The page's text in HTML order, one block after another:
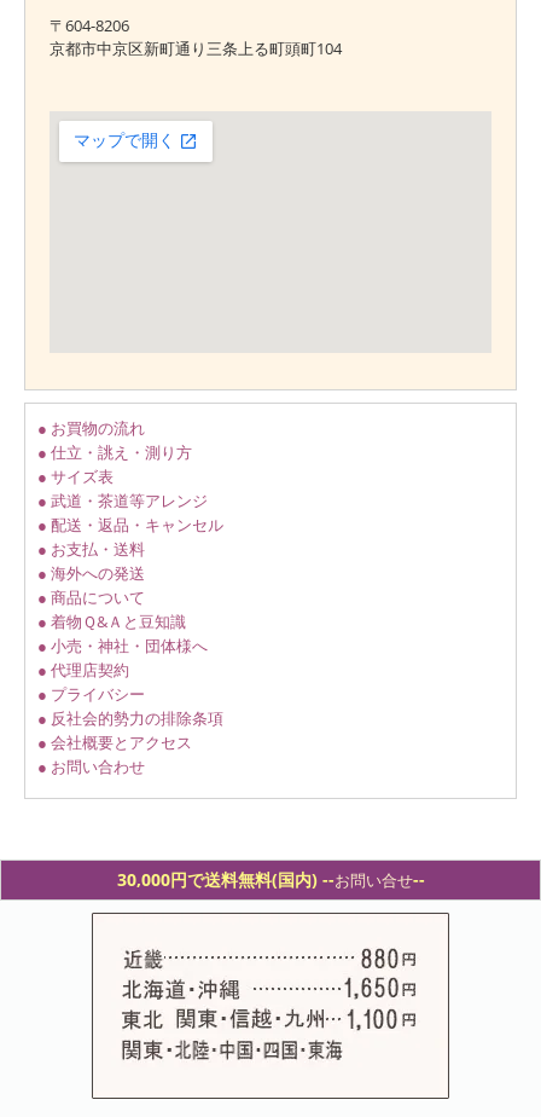
〒604-8206
京都市中京区新町通り三条上る町頭町104
● お買物の流れ
● 仕立・誂え・測り方
● サイズ表
● 武道・茶道等アレンジ
● 配送・返品・キャンセル
● お支払・送料
● 海外への発送
● 商品について
● 着物Ｑ&Ａと豆知識
● 小売・神社・団体様へ
● 代理店契約
● プライバシー
● 反社会的勢力の排除条項
● 会社概要とアクセス
● お問い合わせ
30,000円で送料無料(国内) --お問い合せ--